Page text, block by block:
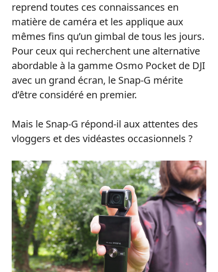
reprend toutes ces connaissances en
matière de caméra et les applique aux
mêmes fins qu’un gimbal de tous les jours.
Pour ceux qui recherchent une alternative
abordable à la gamme Osmo Pocket de DJI
avec un grand écran, le Snap-G mérite
d’être considéré en premier.
Mais le Snap-G répond-il aux attentes des
vloggers et des vidéastes occasionnels ?